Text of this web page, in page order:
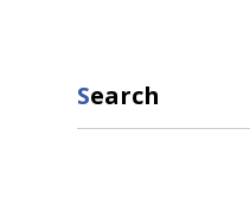
Search